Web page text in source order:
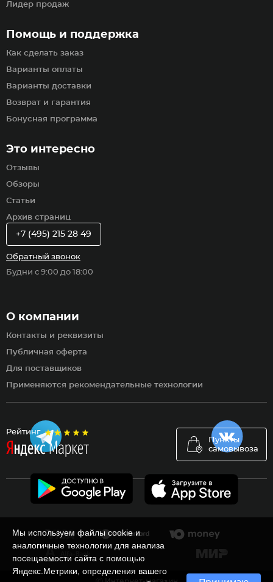
Рейтинг
Пункты
самовывоза
Помощь и поддержка
Как сделать заказ
Варианты оплаты
Варианты доставки
Возврат и гарантия
Бонусная программа
Лидер продаж
Это интересно
Отзывы
Обзоры
Статьи
Архив страниц
О компании
Контакты и реквизиты
Публичная оферта
Для поставщиков
Применяются рекомендательные технологии
+7 (495) 215 28 49
Обратный звонок
Будни с 9:00 до 18:00
Мы используем файлы cookie и
аналогичные технологии для анализа
посещаемости сайта с помощью
Яндекс.Метрики, определения вашего